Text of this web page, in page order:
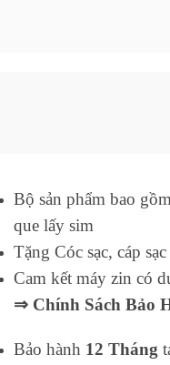
Bộ sản phẩm bao
que lấy sim
Tặng Cóc sạc, cáp
Cam kết máy zin có
⇒ Chính Sách Bảo
Bảo hành 12 Tháng